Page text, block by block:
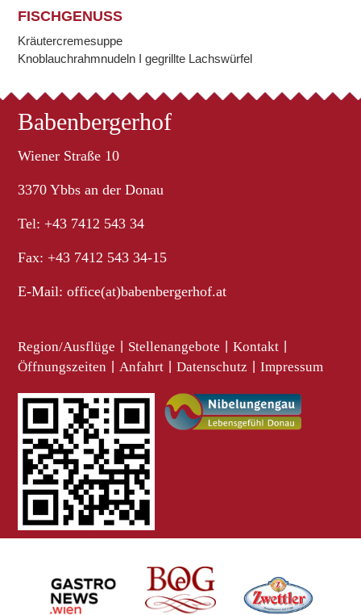
FISCHGENUSS
Kräutercremesuppe
Knoblauchrahmnudeln I gegrillte Lachswürfel
Babenbergerhof
Wiener Straße 10
3370 Ybbs an der Donau
Tel: +43 7412 543 34
Fax: +43 7412 543 34-15
E-Mail:office(at)babenbergerhof.at
Region/Ausflüge Stellenangebote Kontakt
Öffnungszeiten Anfahrt Datenschutz Impressum